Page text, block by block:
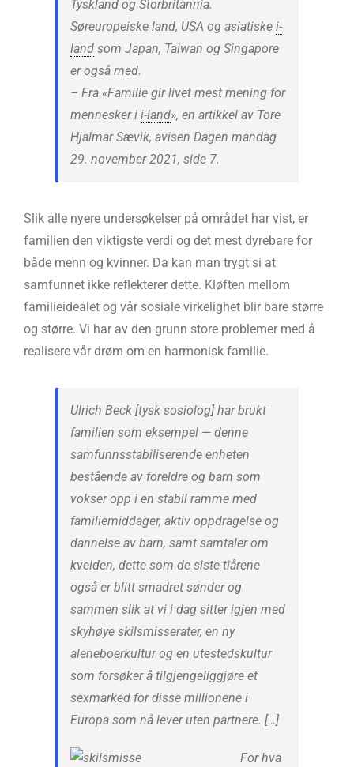
Tyskland og Storbritannia.
Søreuropeiske land, USA og asiatiske i-
land som Japan, Taiwan og Singapore
er også med.
– Fra «Familie gir livet mest mening for
mennesker i i-land», en artikkel av Tore
Hjalmar Sævik, avisen Dagen mandag
29. november 2021, side 7.
Slik alle nyere undersøkelser på området har vist, er
familien den viktigste verdi og det mest dyrebare for
både menn og kvinner. Da kan man trygt si at
samfunnet ikke reflekterer dette. Kløften mellom
familieidealet og vår sosiale virkelighet blir bare større
og større. Vi har av den grunn store problemer med å
realisere vår drøm om en harmonisk familie.
Ulrich Beck [tysk sosiolog] har brukt
familien som eksempel — denne
samfunnsstabiliserende enheten
bestående av foreldre og barn som
vokser opp i en stabil ramme med
familiemiddager, aktiv oppdragelse og
dannelse av barn, samt samtaler om
kvelden, dette som de siste tiårene
også er blitt smadret sønder og
sammen slik at vi i dag sitter igjen med
skyhøye skilsmisserater, en ny
aleneboerkultur og en utestedskultur
som forsøker å tilgjengeliggjøre et
sexmarked for disse millionene i
Europa som nå lever uten partnere. […]
For hva